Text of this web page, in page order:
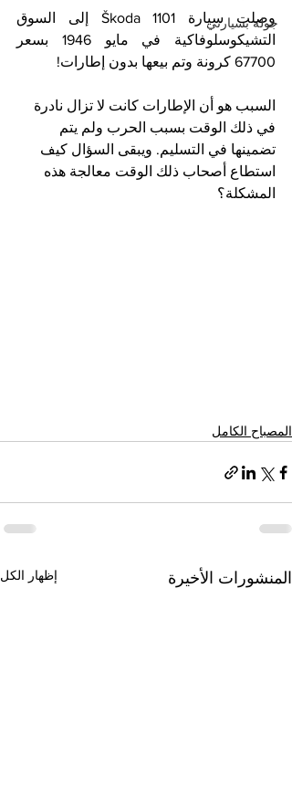
جولة بسيارتي
67700 كرونة وتم بيعها بدون إطارات!
السبب هو أن الإطارات كانت لا تزال نادرة
في ذلك الوقت بسبب الحرب ولم يتم
تضمينها في التسليم. ويبقى السؤال كيف
استطاع أصحاب ذلك الوقت معالجة هذه
المشكلة؟
المصباح الكامل
المنشورات الأخيرة إظهار الكل